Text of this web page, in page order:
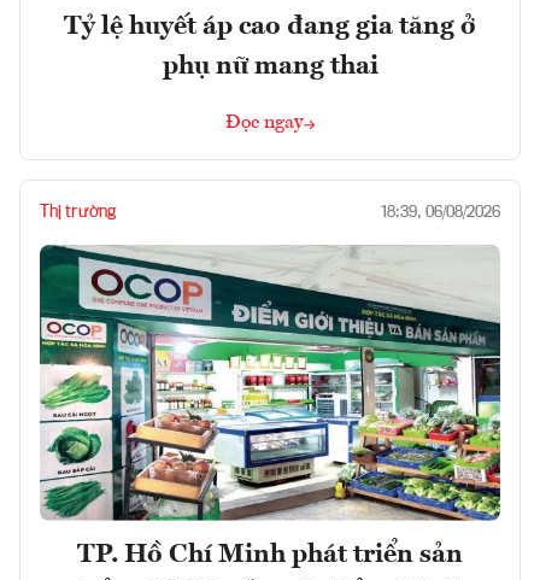
Tỷ lệ huyết áp cao đang gia tăng ở
phụ nữ mang thai
Đọc ngay
Thị trường 18:39, 06/08/2026
TP. Hồ Chí Minh phát triển sản